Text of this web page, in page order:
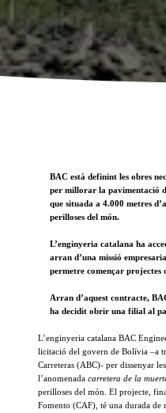
BAC està definint les obres
per millorar la pavimentació
que situada a 4.000 metres
perilloses del món.
L’enginyeria catalana ha
arran d’una missió
permetre començar projectes
Arran d’aquest contracte,
ha decidit obrir una filial al
L’enginyeria catalana BAC
licitació del govern de Bolívia –a
Carreteras (ABC)- per dissenyar
l’anomenada carretera de la
perilloses del món. El projecte,
Fomento (CAF), té una durada de